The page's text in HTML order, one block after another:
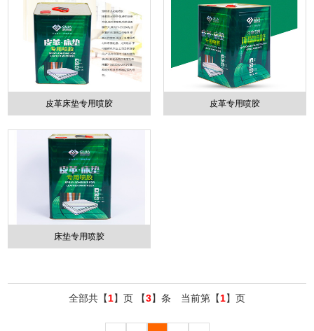
皮革床垫专用喷胶 皮革专用喷胶
床垫专用喷胶
全部共【1】页 【3】条 当前第【1】页